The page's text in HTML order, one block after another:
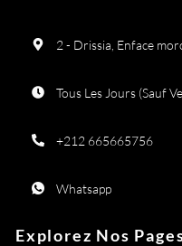
2 - Drissia, Enface
Tous Les Jours (Sauf
+212 665665756
Whatsapp
Explorez Nos